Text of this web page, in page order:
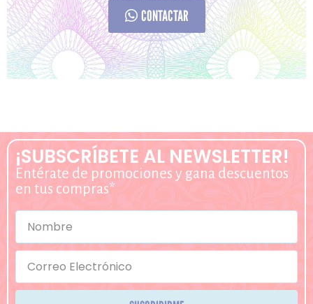
CONTACTAR
¡SUBSCRÍBETE AL NEWSLETTER!
Entérate de promociones y gana descuentos
en tus compras*